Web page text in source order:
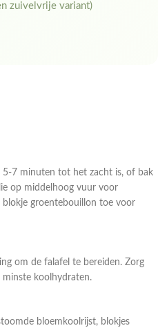
zuivelvrije variant)
7 minuten tot het zacht is, of bak
op middelhoog vuur voor
blokje groentebouillon toe voor
om de falafel te bereiden. Zorg
koolhydraten.
bloemkoolrijst, blokjes